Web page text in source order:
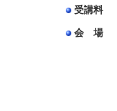
受講料
会 場